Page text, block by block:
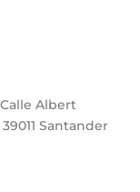
Albert
Santander